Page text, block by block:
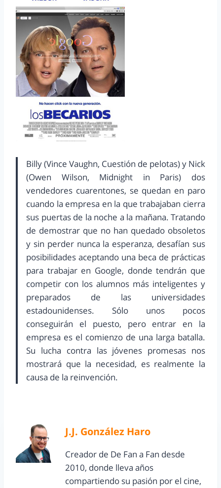
Billy (Vince Vaughn, Cuestión de pelotas) y Nick
(Owen Wilson, Midnight in Paris) dos
vendedores cuarentones, se quedan en paro
cuando la empresa en la que trabajaban cierra
sus puertas de la noche a la mañana. Tratando
de demostrar que no han quedado obsoletos
y sin perder nunca la esperanza, desafían sus
posibilidades aceptando una beca de prácticas
para trabajar en Google, donde tendrán que
competir con los alumnos más inteligentes y
preparados de las universidades
estadounidenses. Sólo unos pocos
conseguirán el puesto, pero entrar en la
empresa es el comienzo de una larga batalla.
Su lucha contra las jóvenes promesas nos
mostrará que la necesidad, es realmente la
causa de la reinvención.
J.J. González Haro
Creador de De Fan a Fan desde
2010, donde lleva años
compartiendo su pasión por el cine,